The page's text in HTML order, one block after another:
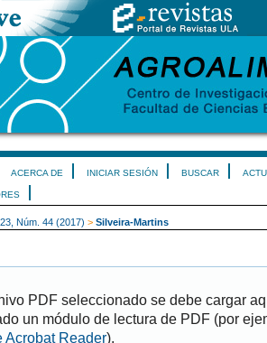
ACERCA DE INICIAR SESIÓN BUSCAR
Núm. 44 (2017) > Silveira-Martins
PDF seleccionado se debe cargar
un módulo de lectura de PDF (por
Acrobat Reader).